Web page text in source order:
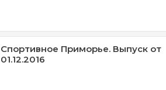
Спортивное Приморье. Выпуск от
01.12.2016